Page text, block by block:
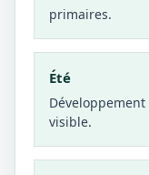
primaires.
Été
visible.